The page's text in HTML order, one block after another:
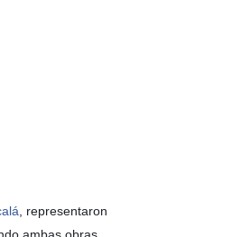
, representaron